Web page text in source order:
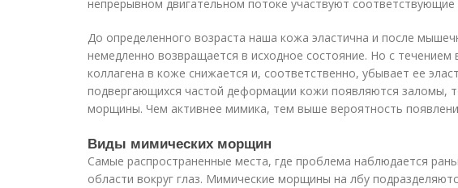
непрерывном двигательном потоке участвуют
До определенного возраста наша кожа эластична и после
немедленно возвращается в исходное состояние. Но с течением
коллагена в коже снижается и, соответственно, убывает ее
подвергающихся частой деформации кожи появляются заломы,
морщины. Чем активнее мимика, тем выше вероятность
Виды мимических морщин
Самые распространенные места, где проблема наблюдается
области вокруг глаз. Мимические морщины на лбу